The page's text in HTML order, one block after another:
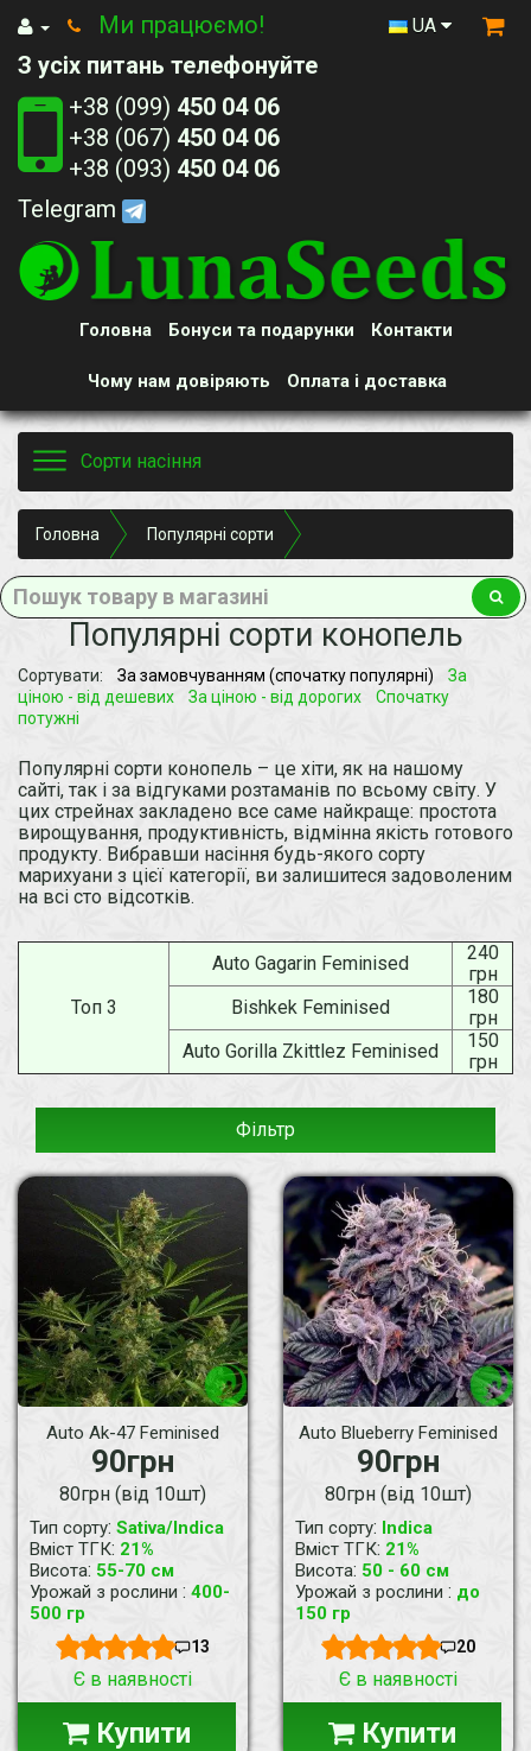
UA
Ми працюємо!
З усіх питань телефонуйте
+38 (099) 450 04 06
+38 (067) 450 04 06
+38 (093) 450 04 06
Telegram
Головна
Чому нам довіряють
Контакти
Бонуси та подарунки
Оплата і доставка
Toggle
navigation
Сорти насіння
Головна Популярні сорти
Популярні сорти конопель
Сортувати: За замовчуванням (спочатку популярні)
За
ціною - від дешевих
За ціною - від дорогих
Спочатку
потужні
Популярні сорти конопель – це хіти, як на нашому
сайті, так і за відгуками розтаманів по всьому світу. У
цих стрейнах закладено все саме найкраще: простота
вирощування, продуктивність, відмінна якість готового
продукту. Вибравши насіння будь-якого сорту
марихуани з цієї категорії, ви залишитеся задоволеним
на всі сто відсотків.
Топ 3
Auto Gagarin Feminised
240
грн
Bishkek Feminised
180
грн
Auto Gorilla Zkittlez Feminised
150
грн
Фільтр
Auto Ak-47 Feminised
90грн
80грн (від 10шт)
Тип сорту: Sativa/Indica
Вміст ТГК: 21%
Висота: 55-70 см
Урожай з рослини : 400-
500 гр
13
Є в наявності
Купити
Auto Blueberry Feminised
90грн
80грн (від 10шт)
Тип сорту: Indica
Вміст ТГК: 21%
Висота: 50 - 60 см
Урожай з рослини : до
150 гр
20
Є в наявності
Купити